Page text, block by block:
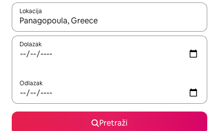
Lokacija
Kada budu dostupni rezultati, moći ćete ih pregledati
Dolazak
Odlazak
Pretraži